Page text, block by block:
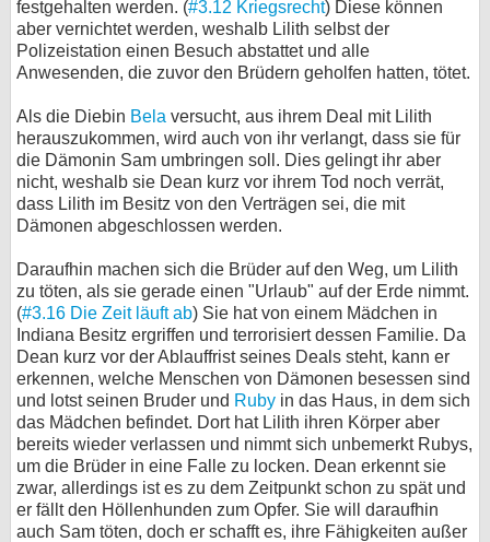
festgehalten werden. (#3.12 Kriegsrecht) Diese können
aber vernichtet werden, weshalb Lilith selbst der
Polizeistation einen Besuch abstattet und alle
Anwesenden, die zuvor den Brüdern geholfen hatten, tötet.
Als die Diebin Bela versucht, aus ihrem Deal mit Lilith
herauszukommen, wird auch von ihr verlangt, dass sie für
die Dämonin Sam umbringen soll. Dies gelingt ihr aber
nicht, weshalb sie Dean kurz vor ihrem Tod noch verrät,
dass Lilith im Besitz von den Verträgen sei, die mit
Dämonen abgeschlossen werden.
Daraufhin machen sich die Brüder auf den Weg, um Lilith
zu töten, als sie gerade einen "Urlaub" auf der Erde nimmt.
(#3.16 Die Zeit läuft ab) Sie hat von einem Mädchen in
Indiana Besitz ergriffen und terrorisiert dessen Familie. Da
Dean kurz vor der Ablauffrist seines Deals steht, kann er
erkennen, welche Menschen von Dämonen besessen sind
und lotst seinen Bruder und Ruby in das Haus, in dem sich
das Mädchen befindet. Dort hat Lilith ihren Körper aber
bereits wieder verlassen und nimmt sich unbemerkt Rubys,
um die Brüder in eine Falle zu locken. Dean erkennt sie
zwar, allerdings ist es zu dem Zeitpunkt schon zu spät und
er fällt den Höllenhunden zum Opfer. Sie will daraufhin
auch Sam töten, doch er schafft es, ihre Fähigkeiten außer
Nutzungsbedingungen
Datenschutz
Cookie-Einstellungen
Impressum
Desktop-Ansicht